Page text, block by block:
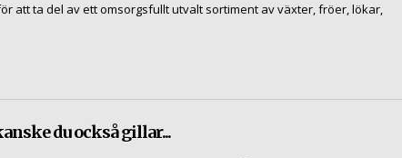
att ta del av ett omsorgsfullt utvalt sortiment av växter, fröer, lökar,
du också gillar...